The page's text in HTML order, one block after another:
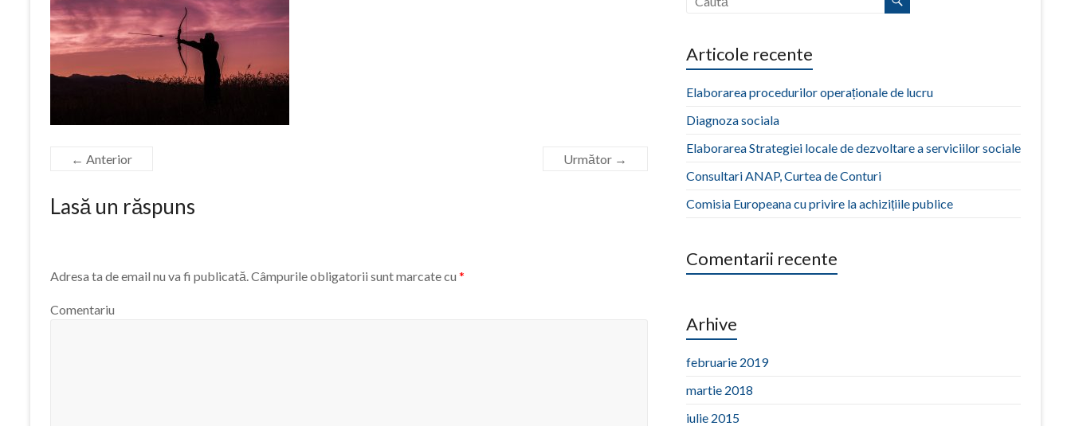
← Anterior Următor →
Lasă un răspuns
Adresa ta de email nu va fi publicată.Câmpurile obligatorii sunt marcate cu *
Comentariu
Articole recente
Elaborarea procedurilor operaționale de lucru
Diagnoza sociala
Elaborarea Strategiei locale de dezvoltare a serviciilor sociale
Consultari ANAP, Curtea de Conturi
Comisia Europeana cu privire la achizițiile publice
Comentarii recente
Arhive
februarie 2019
martie 2018
iulie 2015